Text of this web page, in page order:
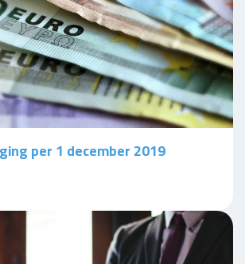
per 1 december 2019